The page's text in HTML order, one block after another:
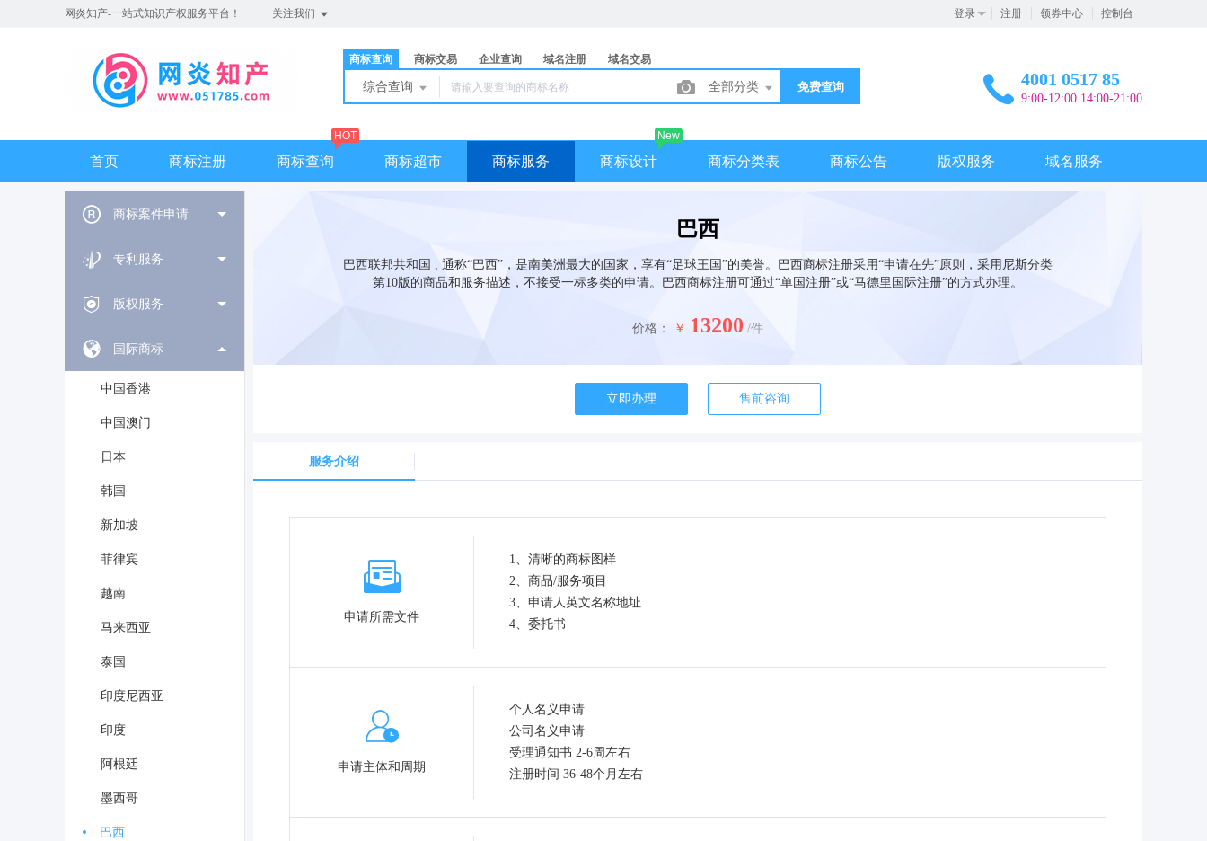
网炎知产-一站式知识产权服务平台！ 关注我们 登录 注册 领券中心 控制台
商标查询 商标交易 企业查询 域名注册 域名交易
综合查询 全部分类 免费查询 4001 0517 85
9:00-12:00 14:00-21:00
首页 商标注册 商标查询
HOT
商标超市 商标服务 商标设计
New
商标分类表 商标公告 版权服务 域名服务
商标案件申请
专利服务
版权服务
国际商标
中国香港
中国澳门
日本
韩国
新加坡
菲律宾
越南
马来西亚
泰国
印度尼西亚
印度
阿根廷
墨西哥
巴西
巴西
巴西联邦共和国 , 通称“巴西”，是南美洲最大的国家，享有“足球王国”的美誉。巴西商标注册采用“申请在先”原则，采用尼斯分类
第10版的商品和服务描述，不接受一标多类的申请。巴西商标注册可通过“单国注册”或“马德里国际注册”的方式办理。
价格： ￥ 13200 /件
立即办理 售前咨询
服务介绍
申请所需文件
1、清晰的商标图样
2、商品/服务项目
3、申请人英文名称地址
4、委托书
申请主体和周期
个人名义申请
公司名义申请
受理通知书 2-6周左右
注册时间 36-48个月左右